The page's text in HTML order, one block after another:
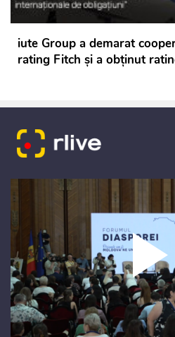
iute Group a demarat
rating Fitch și a obținut